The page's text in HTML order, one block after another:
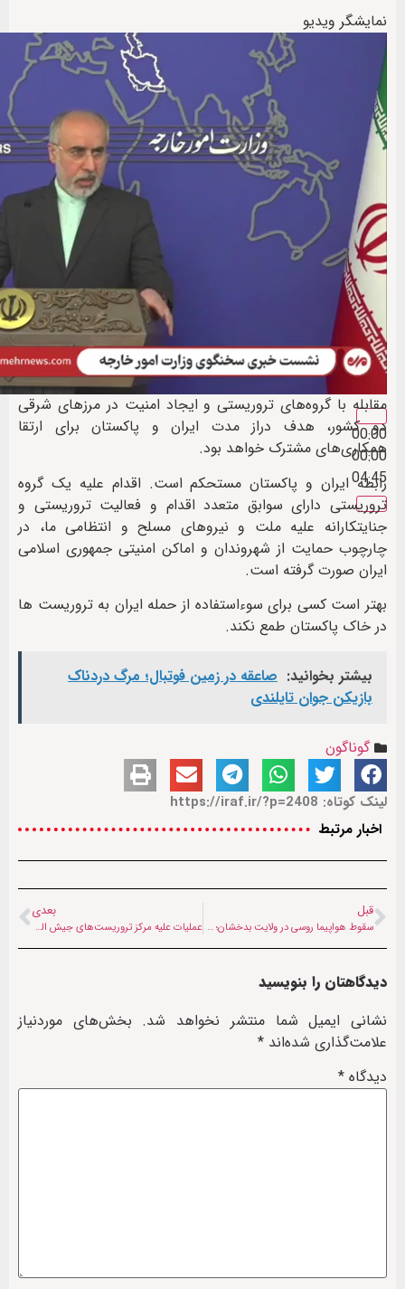
نمایشگر ویدیو
00:00
00:00
04:45
مقابله با گروه‌های تروریستی و ایجاد امنیت در مرزهای شرقی
دو کشور، هدف دراز مدت ایران و پاکستان برای ارتقا
همکاری‌های مشترک خواهد بود.
رابطه ایران و پاکستان مستحکم است. اقدام علیه یک گروه
تروریستی دارای سوابق متعدد اقدام و فعالیت تروریستی و
جنایتکارانه علیه ملت و نیروهای مسلح و انتظامی ما، در
چارچوب حمایت از شهروندان و اماکن امنیتی جمهوری اسلامی
ایران صورت گرفته است.
بهتر است کسی برای سوءاستفاده از حمله ایران به تروریست ها
در خاک پاکستان طمع نکند.
بیشتر بخوانید: صاعقه در زمین فوتبال؛ مرگ دردناک
بازیکن جوان تایلندی
گوناگون
لینک کوتاه: https://iraf.ir/?p=2408
اخبار مرتبط
قبل
سقوط هواپیما روسی در ولایت بدخشان؛ ۴ سرنشین آن زنده هستند
بعدی
عملیات علیه مرکز تروریست‌های جیش العدل و توقع ایران از کشور همسایه
دیدگاهتان را بنویسید
نشانی ایمیل شما منتشر نخواهد شد. بخش‌های موردنیاز
علامت‌گذاری شده‌اند *
دیدگاه *